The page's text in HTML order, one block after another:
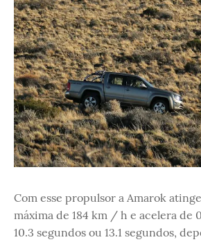
Com esse propulsor a Amarok
máxima de 184 km / h e acelera de
10.3 segundos ou 13.1 segundos,